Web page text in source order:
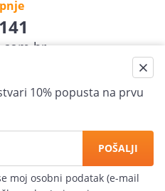
10% popusta na prvu
POŠALJI
moj osobni podatak (e-mail
sigurnost